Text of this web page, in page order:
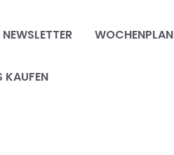
NEWSLETTER WOCHENPLAN
KAUFEN